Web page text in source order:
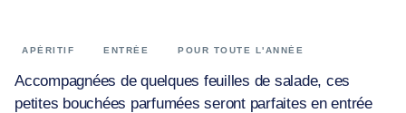
APÉRITIF ENTRÉE POUR TOUTE L'ANNÉE
Accompagnées de quelques feuilles de salade, ces
petites bouchées parfumées seront parfaites en entrée